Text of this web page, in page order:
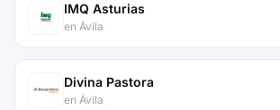
IMQ Asturias
en Ávila
Divina Pastora
en Ávila